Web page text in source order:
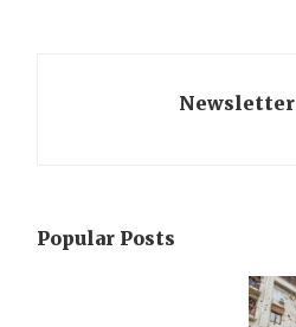
Newsletter
Popular Posts